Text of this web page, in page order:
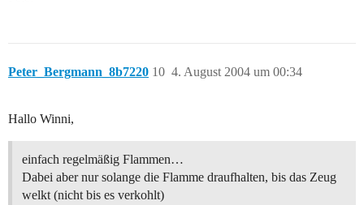
Peter_Bergmann_8b7220 4. August 2004 um 00:34
10
Hallo Winni,
einfach regelmäßig Flammen…
Dabei aber nur solange die Flamme draufhalten, bis das Zeug
welkt (nicht bis es verkohlt)